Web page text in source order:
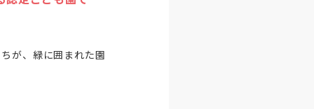
が、緑に囲まれた園